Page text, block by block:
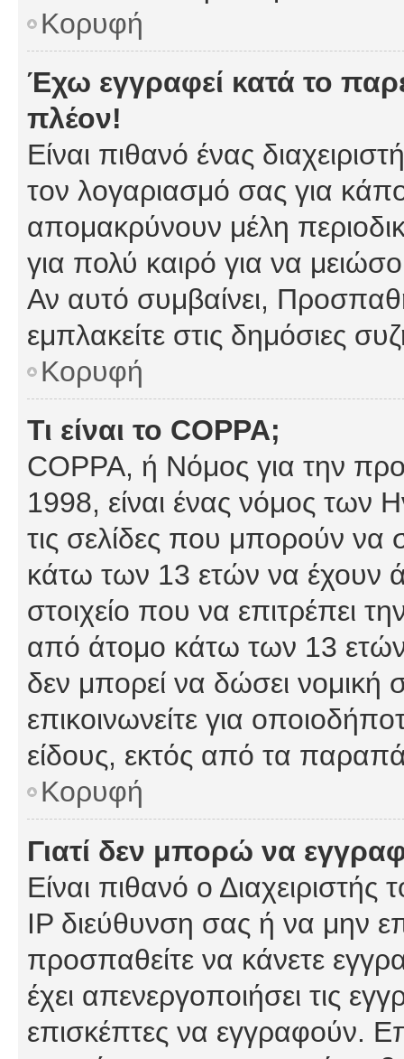
Κορυφή
Έχω εγγραφεί κατά το
πλέον!
Είναι πιθανό ένας
τον λογαριασμό σας για
απομακρύνουν μέλη
για πολύ καιρό για να
Αν αυτό συμβαίνει,
εμπλακείτε στις δημόσιες
Κορυφή
Τι είναι το COPPA;
COPPA, ή Νόμος για την
1998, είναι ένας νόμος των
τις σελίδες που μπορούν να
κάτω των 13 ετών να έχουν
στοιχείο που να επιτρέπει
από άτομο κάτω των 13
δεν μπορεί να δώσει νομική
επικοινωνείτε για
είδους, εκτός από τα
Κορυφή
Γιατί δεν μπορώ να
Είναι πιθανό ο
IP διεύθυνση σας ή να μην
προσπαθείτε να κάνετε
έχει απενεργοποιήσει τις
επισκέπτες να εγγραφούν.